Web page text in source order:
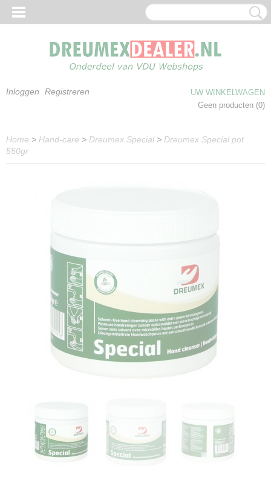
Inloggen Registreren
UW WINKELWAGEN
Geen producten (0)
Home > Hand-care > Dreumex Special > Dreumex Special pot
550gr